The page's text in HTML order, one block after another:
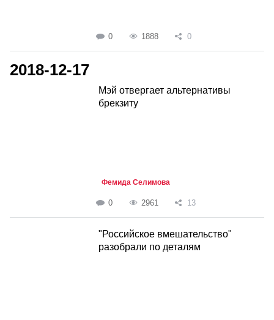
0 1888 0
2018-12-17
Мэй отвергает альтернативы
брекзиту
Фемида Селимова
0 2961 13
"Российское вмешательство"
разобрали по деталям